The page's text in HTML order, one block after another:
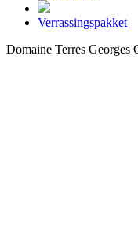
Verrassingspakket
Domaine Terres Georges